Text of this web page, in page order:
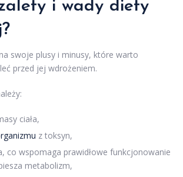
i wady diety
swoje plusy i minusy, które warto
przed jej wdrożeniem.
ciała,
z toksyn,
co wspomaga prawidłowe funkcjonowanie
metabolizm,